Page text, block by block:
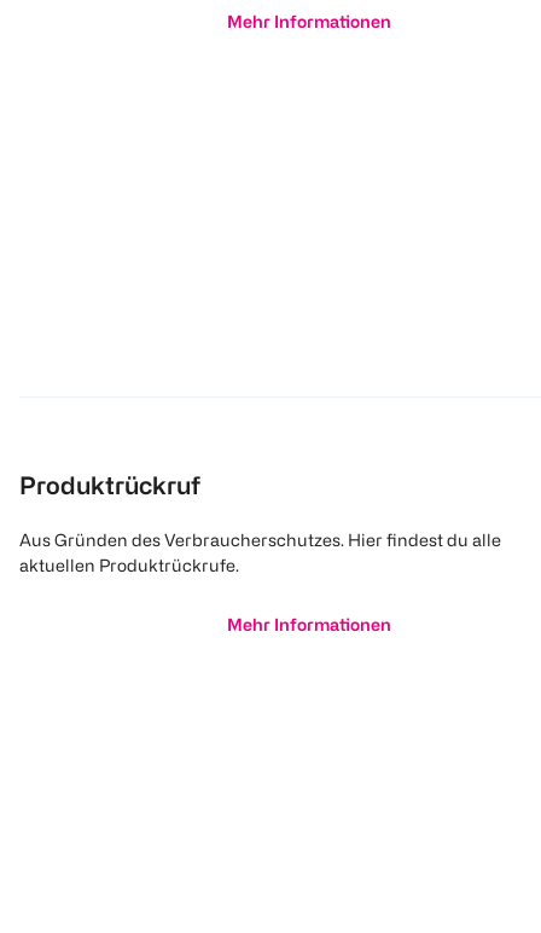
Mehr Informationen
Produktrückruf
Aus Gründen des Verbraucherschutzes. Hier findest du alle
aktuellen Produktrückrufe.
Mehr Informationen